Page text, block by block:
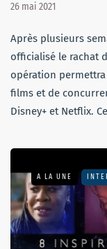
26 mai 2021
Après plusieurs
officialisé le rachat
opération
films et de
Disney+ et Netflix.
A LA UNE